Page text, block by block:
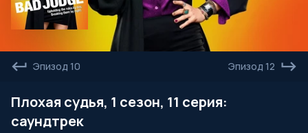
Эпизод 10 Эпизод 12
Плохая судья, 1 сезон, 11 серия:
саундтрек